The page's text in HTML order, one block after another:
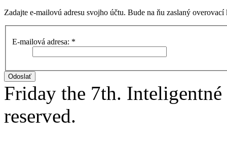
Zadajte e-mailovú adresu svojho účtu. Bude na ňu zaslaný
E-mailová adresa: *
Odoslať
Friday the 7th.
reserved.